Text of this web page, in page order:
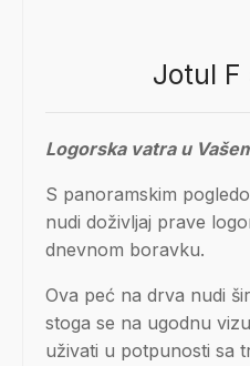
Jotul F
Logorska vatra u
S panoramskim
nudi doživljaj prave
dnevnom boravku.
Ova peć na drva nudi
stoga se na ugodnu
uživati u potpunosti sa